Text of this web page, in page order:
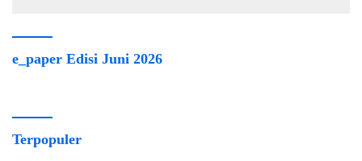
e_paper Edisi Juni 2026
Terpopuler